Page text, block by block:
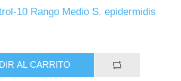
10 Rango Medio S. epidermidis
AL CARRITO